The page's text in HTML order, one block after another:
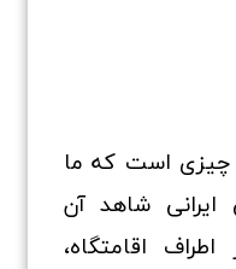
چیزی است که ما
ایرانی شاهد آن
اقامتگاه،